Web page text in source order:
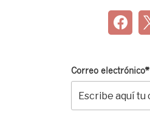
Correo electrónico*